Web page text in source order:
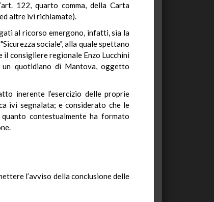
122, quarto comma, della Carta
ed altre ivi richiamate).
al ricorso emergono, infatti, sia la
sociale", alla quale spettano
consigliere regionale Enzo Lucchini
un quotidiano di Mantova, oggetto
inerente l’esercizio delle proprie
ivi segnalata; e considerato che le
contestualmente ha formato
l’avviso della conclusione delle